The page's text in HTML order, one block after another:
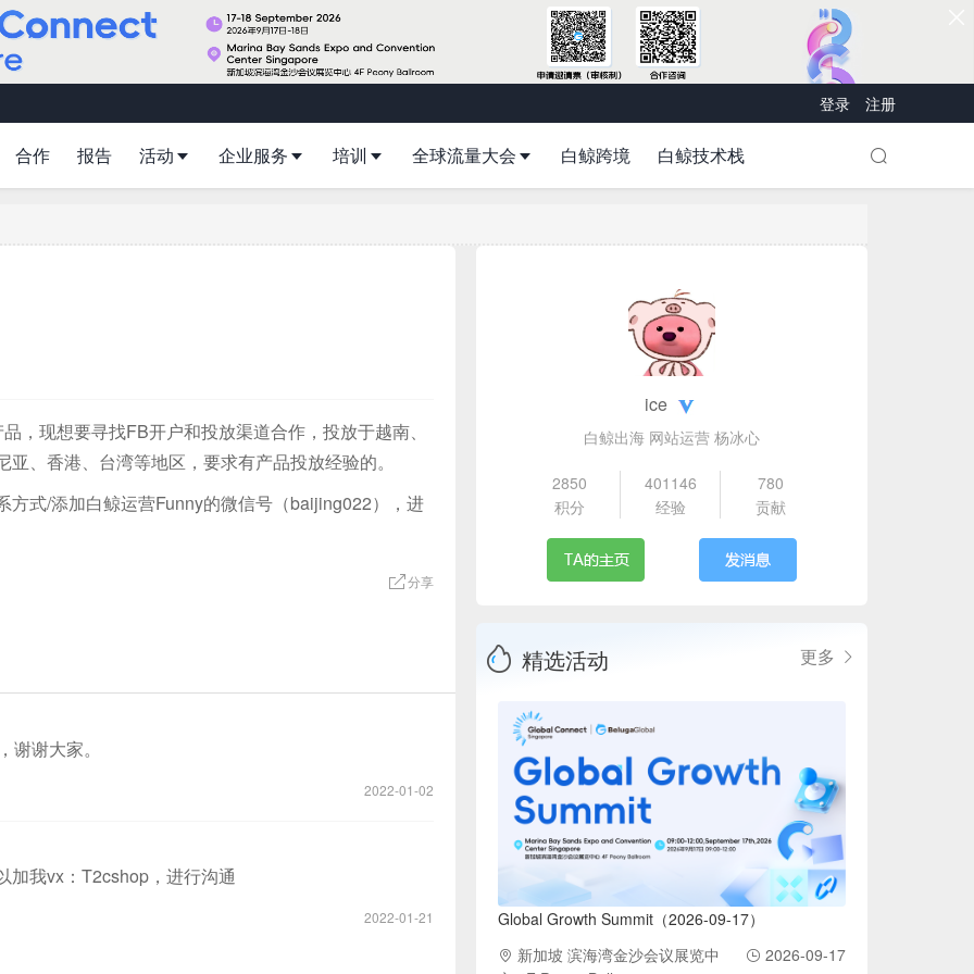
登录 注册
合作 报告 活动 企业服务 培训 全球流量大会 白鲸跨境 白鲸技术栈
，现想要寻找FB开户和投放渠道合作，投放于越南、
、香港、台湾等地区，要求有产品投放经验的。
式/添加白鲸运营Funny的微信号（baijing022），进
分享
谢大家。
2022-01-02
加我vx：T2cshop，进行沟通
2022-01-21
ice
白鲸出海 网站运营 杨冰心
2850
积分
401146
经验
780
贡献
精选活动 更多
Global Growth Summit（2026-09-17）
新加坡 滨海湾金沙会议展览中
2026-09-17